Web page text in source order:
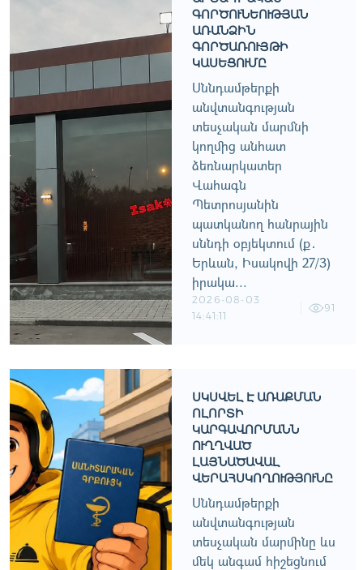
ԳՈՐԾՈՒՆԵՈՒԹՅԱՆ
ԱՌԱՆՁԻՆ
ԳՈՐԾԱՌՈՒՅԹԻ
ԿԱՍԵՑՈՒՄԸ
Սննդամթերքի
անվտանգության
տեսչական մարմնի
կողմից անհատ
ձեռնարկատեր
Վահագն
Պետրոսյանին
պատկանող հանրային
սննդի օբյեկտում (ք․
Երևան, Իսակովի 27/3)
իրակա...
2026-08-03
14:41:11
91
ՍԿՍՎԵԼ Է ԱՌԱՔՄԱՆ
ՈԼՈՐՏԻ
ԿԱՐԳԱՎՈՐՄԱՆՆ
ՈՒՂՂՎԱԾ
ԼԱՅՆԱԾԱՎԱԼ
ՎԵՐԱՀՍԿՈՂՈՒԹՅՈՒՆԸ
Սննդամթերքի
անվտանգության
տեսչական մարմինը ևս
մեկ անգամ հիշեցնում